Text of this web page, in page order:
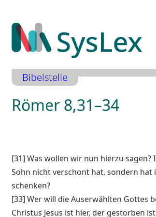
Inhalt
springen
Bibelstelle
Römer 8,31–34
[31] Was wollen wir nun hierzu
Sohn nicht verschont hat, sondern
schenken?
[33] Wer will die Auserwählten Gottes
Christus Jesus ist hier, der gestorben